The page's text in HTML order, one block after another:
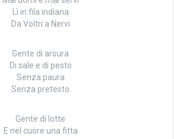
Lì in fila indiana
Da Voltri a Nervi
Gente di arsura
Di sale e di pesto
Senza paura
Senza pretesto
Gente di lotte
E nel cuore una fitta